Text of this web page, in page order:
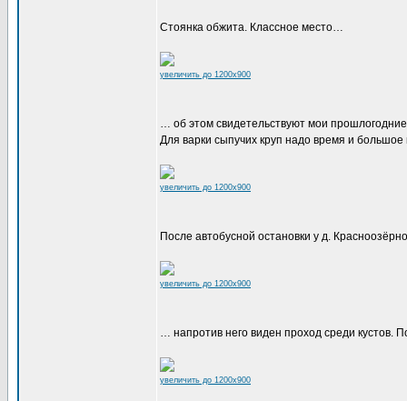
Стоянка обжита. Классное место…
увеличить до 1200x900
… об этом свидетельствуют мои
Для варки сыпучих круп надо время и большое
увеличить до 1200x900
После автобусной остановки у д.
увеличить до 1200x900
… напротив него виден проход среди кустов.
увеличить до 1200x900